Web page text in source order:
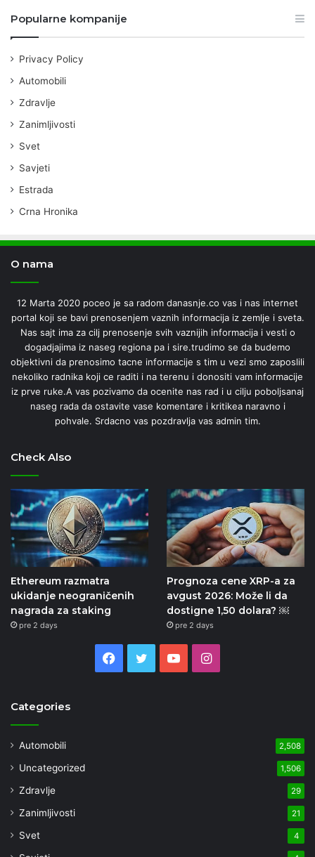
Popularne kompanije
Privacy Policy
Automobili
Zdravlje
Zanimljivosti
Svet
Savjeti
Estrada
Crna Hronika
O nama
12 Marta 2020 poceo je sa radom danasnje.co vas i nas internet
portal koji se bavi prenosenjem vaznih informacija iz zemlje i sveta.
Nas sajt ima za cilj prenosenje svih vaznijih informacija i vesti o
dogadjajima iz naseg regiona pa i sire.trudimo se da budemo
objektivni da prenosimo tacne informacije s tim u vezi smo zaposlili
nekoliko radnika koji ce raditi i na terenu i donositi vam informacije
iz prve ruke.A vas pozivamo da ocenite nas rad i u cilju poboljsanaj
naseg rada da ostavite vase komentare i kritikea naravno i
pohvale. Srdacno vas pozdravlja vas admin tim.
Check Also
Ethereum razmatra
ukidanje neograničenih
nagrada za staking
pre 2 days
Prognoza cene XRP-a za
avgust 2026: Može li da
dostigne 1,50 dolara? ￼
pre 2 days
Facebook
TwitterYouTubeInstagram
Categories
Automobili 2,508
Uncategorized 1,506
Zdravlje 29
Zanimljivosti 21
Svet 4